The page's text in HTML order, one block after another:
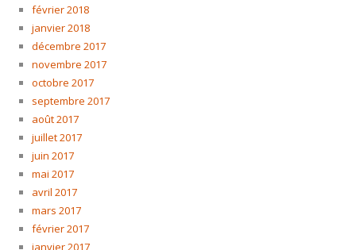
février 2018
janvier 2018
décembre 2017
novembre 2017
octobre 2017
septembre 2017
août 2017
juillet 2017
juin 2017
mai 2017
avril 2017
mars 2017
février 2017
janvier 2017